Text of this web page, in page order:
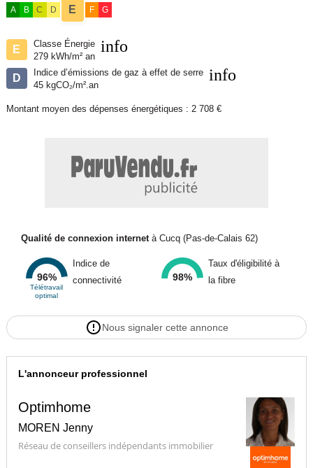
A B C D E F G
E
Classe Énergie
279 kWh/m² an
info
D
Indice d’émissions de gaz à effet de serre
45 kgCO₂/m².an
info
Montant moyen des dépenses énergétiques : 2 708 €
Qualité de connexion internetà Cucq (Pas-de-Calais 62)
96%
Télétravail
optimal
Indice de
connectivité
98%
Taux d'éligibilité à
la fibre
Nous signaler cette annonce
L'annonceur professionnel
Optimhome
MOREN Jenny
Réseau de conseillers indépendants immobilier